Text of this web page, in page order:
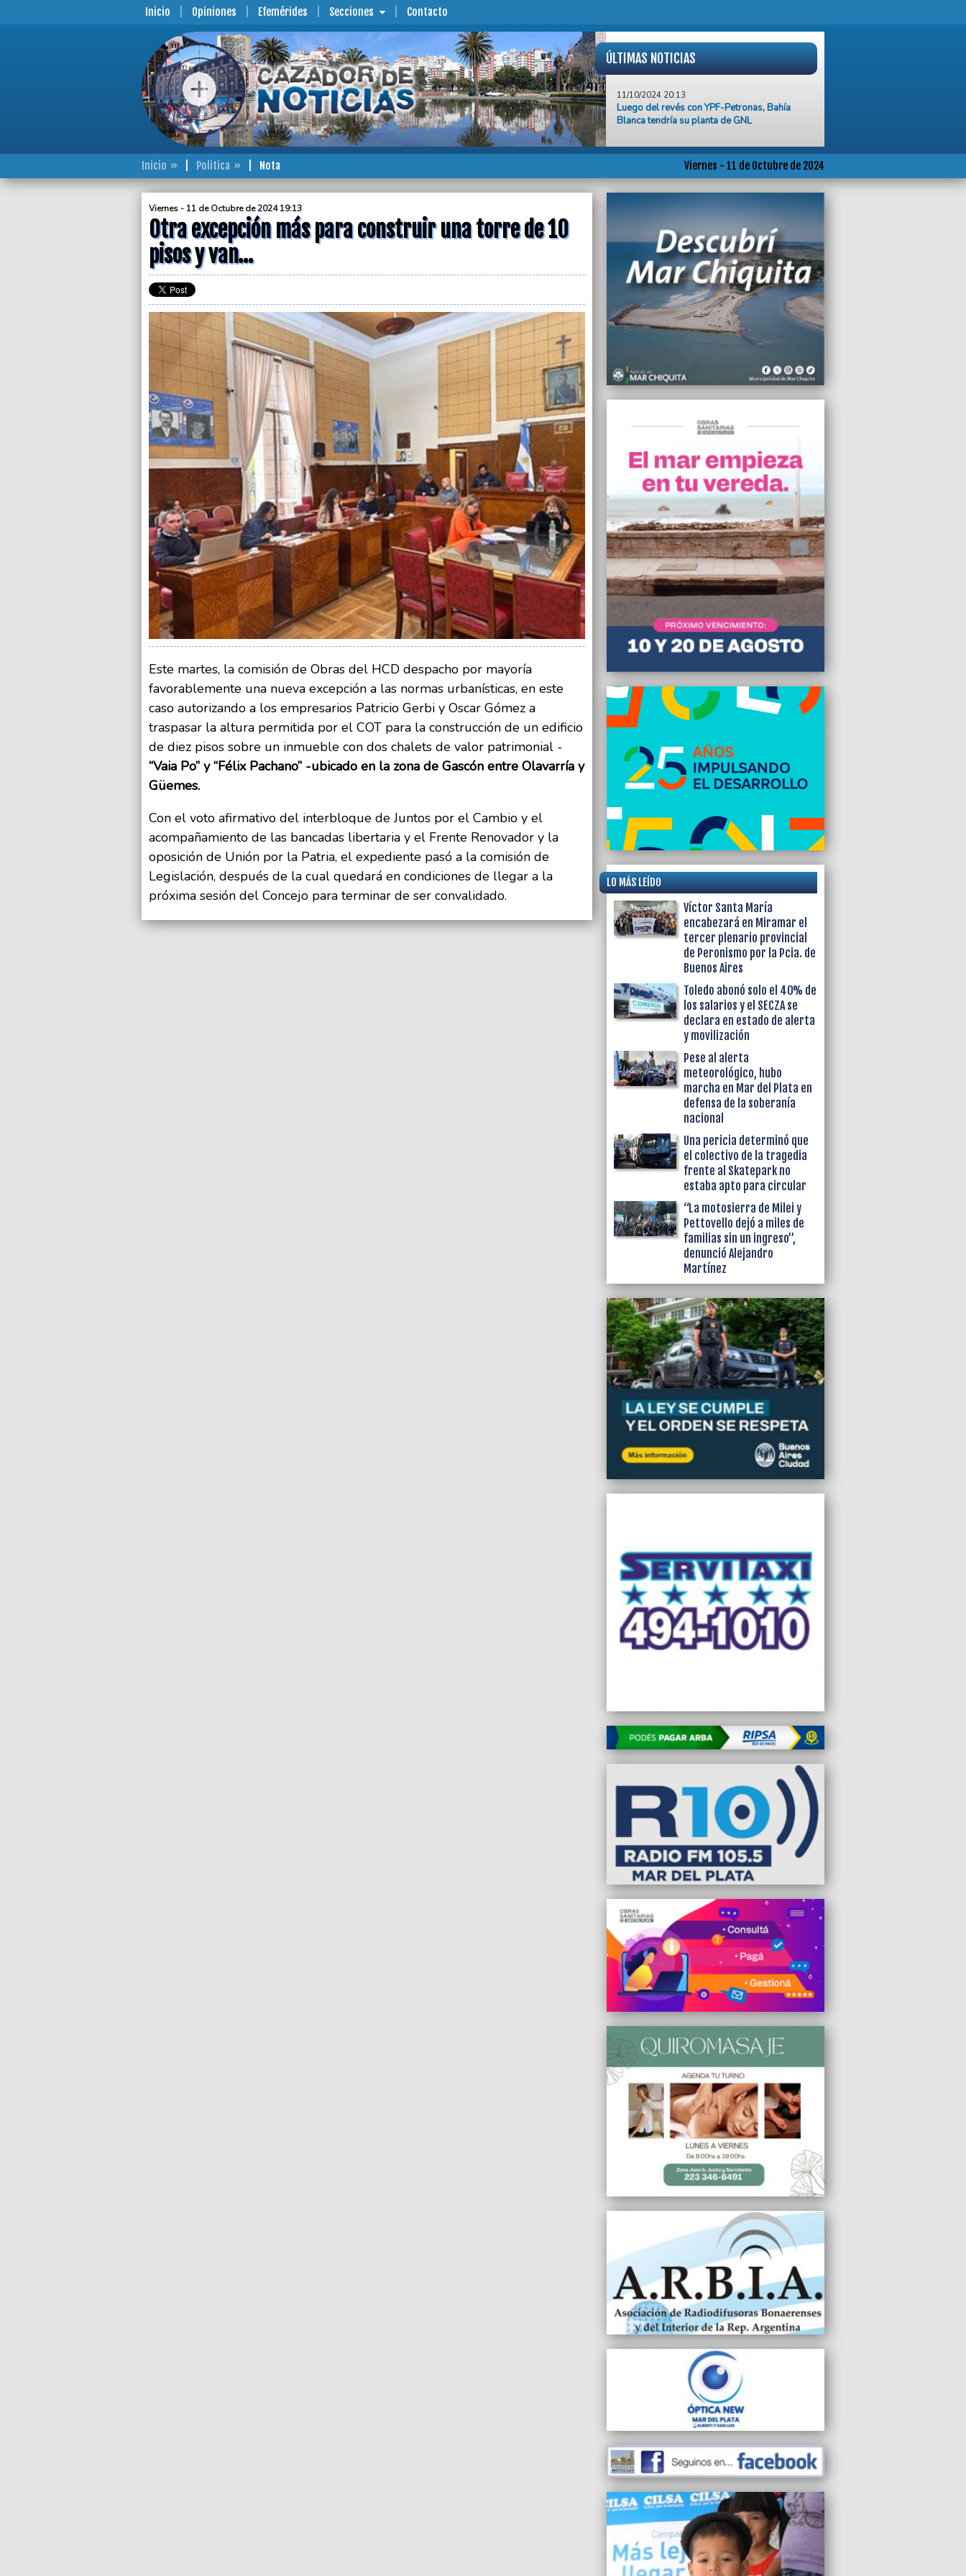
Inicio Opiniones Efemérides Secciones Contacto
ÚLTIMAS NOTICIAS
Luego del revés con YPF-Petronas, Bahía
Blanca tendría su planta de GNL
Fin de semana largo, realizan 50 operativos
de control hacia la Costa Atlántica
11/10/2024 19:13
Otra excepción más para construir una torre
de 10 pisos y van…
11/10/2024 18:45
Nuevo ataque israelí contra la misión de paz
de la ONU en Líbano genera indignación
semana largo
creciente conflictividad en las calles
Dura sanción de la APreViDe a Peñarol y
Quilmes por los incidentes, seis partidos sin
público
11/10/2024 17:37
Continúa la toma en cuatro facultades de la
UNMdP y el lunes definirán los pasos a seguir
11/10/2024 17:34
Una familia tipo necesitó $964.620 para no
ser pobre en septiembre
Viernes - 11 de Octubre de 2024
Inicio Politica Nota
Viernes - 11 de Octubre de 2024 19:13
Otra excepción más para construir una torre de 10
pisos y van…
Este martes, la comisión de Obras del HCD despacho por mayoría
favorablemente una nueva excepción a las normas urbanísticas, en este
caso autorizando a los empresarios Patricio Gerbi y Oscar Gómez a
traspasar la altura permitida por el COT para la construcción de un edificio
de diez pisos sobre un inmueble con dos chalets de valor patrimonial -
“Vaia Po” y “Félix Pachano” -ubicado en la zona de Gascón entre Olavarría y
Güemes.
Con el voto afirmativo del interbloque de Juntos por el Cambio y el
acompañamiento de las bancadas libertaria y el Frente Renovador y la
oposición de Unión por la Patria, el expediente pasó a la comisión de
Legislación, después de la cual quedará en condiciones de llegar a la
próxima sesión del Concejo para terminar de ser convalidado.
LO MÁS LEÍDO
Víctor Santa María
encabezará en Miramar el
tercer plenario provincial
de Peronismo por la Pcia. de
Buenos Aires
Toledo abonó solo el 40% de
los salarios y el SECZA se
declara en estado de alerta
y movilización
Pese al alerta
meteorológico, hubo
marcha en Mar del Plata en
defensa de la soberanía
nacional
Una pericia determinó que
el colectivo de la tragedia
frente al Skatepark no
estaba apto para circular
“La motosierra de Milei y
Pettovello dejó a miles de
familias sin un ingreso”,
denunció Alejandro
Martínez